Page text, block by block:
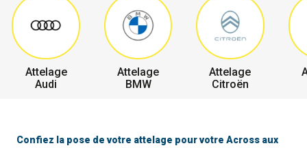
Attelage
Audi
Attelage
BMW
Attelage
Citroën
Confiez la pose de votre attelage pour votre Across aux